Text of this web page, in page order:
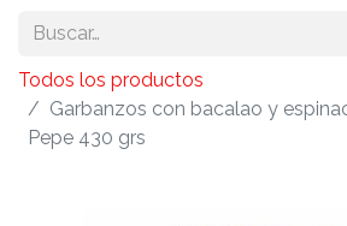
Todos los productos
Garbanzos con bacalao y
Pepe 430 grs